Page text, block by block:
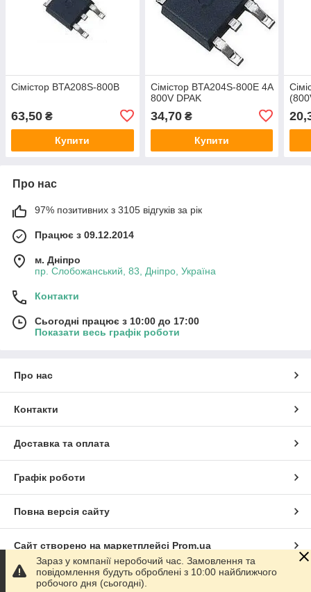
Сімістор BTA208S-800B
63,50 ₴
Купити
Сімістор BTA204S-800E 4A
800V DPAK
34,70₴
Купити
Про нас
97% позитивних з 3105 відгуків за рік
Працює з 09.12.2014
м. Дніпро
пр. Слобожанський, 83, Дніпро, Україна
Контакти
Сьогодні працює з 10:00 до 17:00
Показати весь графік роботи
Про нас
Контакти
Доставка та оплата
Графік роботи
Повна версія сайту
Сайт створено на маркетплейсі Prom.ua
Політика конфіденційності
Зараз у компанії неробочий час. Замовлення та
повідомлення будуть оброблені з 10:00 найближчого
робочого дня (сьогодні).